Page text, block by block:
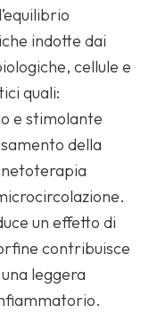
indotte dai
cellule e
quali:
e stimolante
della
un effetto di
contribuisce
leggera